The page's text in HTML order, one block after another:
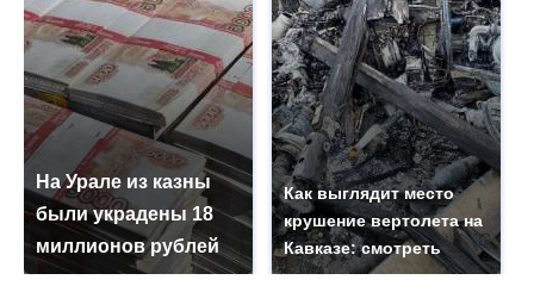
На Урале из казны
были украдены 18
миллионов рублей
Как выглядит место
крушение вертолета на
Кавказе: смотреть